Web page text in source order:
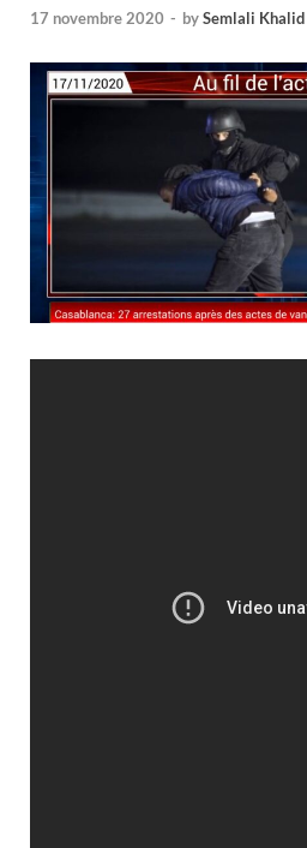
17 novembre 2020 - bySemlali Khalid